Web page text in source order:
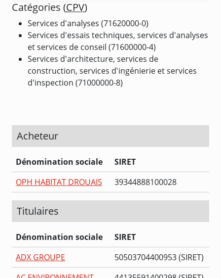
Catégories (CPV)
Services d'analyses (71620000-0)
Services d'essais techniques, services d'analyses
et services de conseil (71600000-4)
Services d'architecture, services de
construction, services d'ingénierie et services
d'inspection (71000000-8)
Acheteur
Dénomination sociale
SIRET
OPH HABITAT DROUAIS
39344888100028
Titulaires
Dénomination sociale
SIRET
ADX GROUPE
50503704400953 (SIRET)